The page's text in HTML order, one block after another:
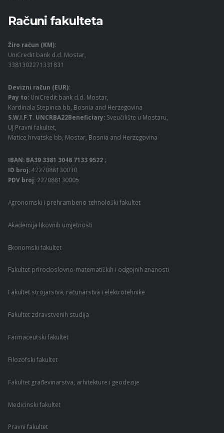
Računi fakulteta
Žiro račun (KM):
UniCredit bank d.d. Mostar,
3381302271331831
Devizni račun (EUR):
Pay to: UniCredit bank d.d. Mostar,
Kardinala Stepinca bb, Bosnia and Herzegovina
S.W.I.F.T. UNCRBA22Beneficiary: Sveučilište u Mostaru,
UJ Pravni fakultet,
Matice hrvatske bb, Mostar, Bosnia and Herzegovina
IBAN: BA39 3381 3048 7133 9522 ;
ID broj:4227088130030
PDV broj: 227088130005
Agronomski i prehrambeno-tehnološki fakultet
Akademija likovnih umjetnosti
Ekonomski fakultet
Fakultet prirodoslovno-matematičkih i odgojnih znanosti
Fakultet strojarstva, računarstva i elektrotehnike
Fakultet zdravstvenih studija
Farmaceutski fakultet
Filozofski fakultet
Fakultet građevinarstva, arhitekture i geodezije
Medicinski fakultet
Pravni fakultet